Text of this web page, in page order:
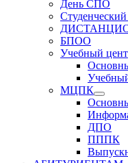
День СПО
БПОО
Учебный
МЦПК
Show
sub
menu
ДПО
ПППК